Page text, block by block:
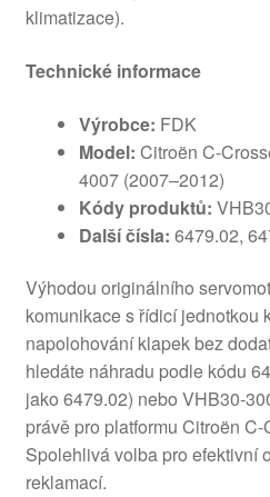
klimatizace).
Technické informace
Výrobce: FDK
Model: Citroën
4007 (2007–2012)
Kódy produktů:
Další čísla: 6479.02,
Výhodou originálního
komunikace s řídicí jednotkou
napolohování klapek bez
hledáte náhradu podle kódu
jako 6479.02) nebo VHB30-
právě pro platformu Citroën
Spolehlivá volba pro efektivní
reklamací.